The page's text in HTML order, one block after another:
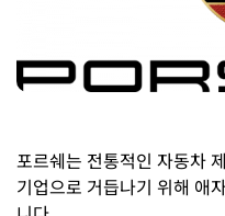
포르쉐는 전통적인 자동차
기업으로 거듭나기 위해 애